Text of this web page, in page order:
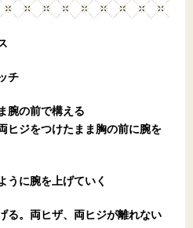
チ
腕の前で構える
ヒジをつけたまま胸の前に腕を
に腕を上げていく
る。両ヒザ、両ヒジが離れない